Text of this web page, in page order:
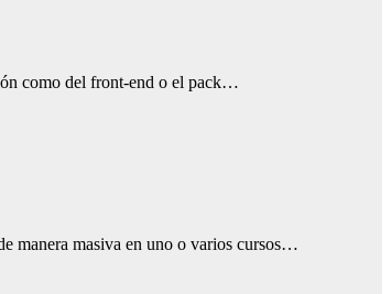
como del front-end o el pack…
manera masiva en uno o varios cursos…